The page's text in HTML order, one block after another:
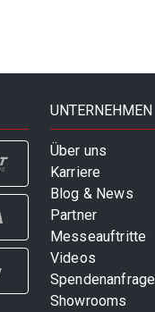
UNTERNEHMEN
Über uns
Karriere
Blog & News
Partner
Messeauftritte
Videos
Spendenanfrage
Showrooms